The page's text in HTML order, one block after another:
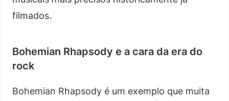
filmados.
Bohemian Rhapsody e a cara da era do
rock
Bohemian Rhapsody é um exemplo que muita